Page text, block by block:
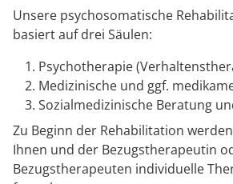
Unsere psychosomatische
basiert auf drei Säulen:
Psychotherapie
Medizinische und ggf.
Sozialmedizinische Beratung
Zu Beginn der Rehabilitation
Ihnen und der Bezugstherapeutin
Bezugstherapeuten individuelle